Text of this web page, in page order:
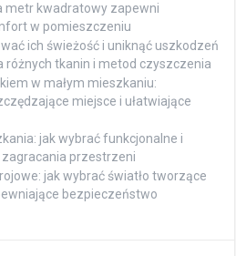
metr kwadratowy zapewni
w pomieszczeniu
ich świeżość i uniknąć uszkodzeń
różnych tkanin i metod czyszczenia
w małym mieszkaniu:
miejsce i ułatwiające
jak wybrać funkcjonalne i
przestrzeni
jak wybrać światło tworzące
bezpieczeństwo